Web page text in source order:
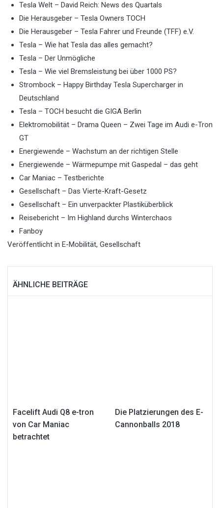
Tesla Welt – David Reich: News des Quartals
Die Herausgeber – Tesla Owners TOCH
Die Herausgeber – Tesla Fahrer und Freunde (TFF) e.V.
Tesla – Wie hat Tesla das alles gemacht?
Tesla – Der Unmögliche
Tesla – Wie viel Bremsleistung bei über 1000 PS?
Strombock – Happy Birthday Tesla Supercharger in
Deutschland
Tesla – TOCH besucht die GIGA Berlin
Elektromobilität – Drama Queen – Zwei Tage im Audi e-Tron
GT
Energiewende – Wachstum an der richtigen Stelle
Energiewende – Wärmepumpe mit Gaspedal – das geht
Car Maniac – Testberichte
Gesellschaft – Das Vierte-Kraft-Gesetz
Gesellschaft – Ein unverpackter Plastiküberblick
Reisebericht – Im Highland durchs Winterchaos
Fanboy
Veröffentlicht in E-Mobilität, Gesellschaft
ÄHNLICHE BEITRÄGE
Facelift Audi Q8 e-tron
von Car Maniac
betrachtet
Die Platzierungen des E-
Cannonballs 2018